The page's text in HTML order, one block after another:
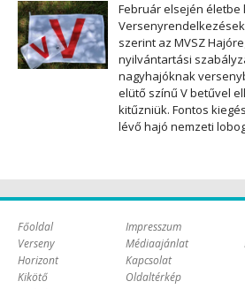
Február elsején életbe
szerint az MVSZ
nyilvántartási
nagyhajóknak
elütő színű V betűvel
kitűzniük. Fontos
lévő hajó nemzeti
Főoldal
Verseny
Horizont
Kikötő
Impresszum
Médiaajánlat
Kapcsolat
Oldaltérkép